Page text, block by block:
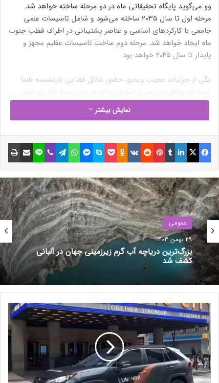
وو می‌گوید پایگاه تحقیقاتی ماه در دو مرحله ساخته خواهد شد.
مرحله اول تا سال ۲۰۳۵ ساخته می‌شود و شامل تاسیسات علمی
جامعی با کارکردهای اساسی و عناصر پشتیبانی در اطراف قطب جنوب
ماه ایجاد خواهد شد. مرحله دوم ساخت تاسیسات عظیم مجهز و
پایدار تا سال ۲۰۴۵ خواهد بود.
یکی از جزئیات عجیب ویدیو، حضور شاتل فضایی بازنشسته ناسا
است که به‌نظر می‌رسد از سکوی پرتاب در پس‌زمینه بلند می‌شود.
این تصویرسازی درحالی صورت می‌گیرد که شاتل نه‌تنها توانایی سفر
همچنین از آنجا که ناسا تا حد زیادی از همکاری با نهادهای چینی
منع شده است، بعید است امکان استفاده از تاسیسات قمری چین را
داشته باشد. آژانس فضایی آمریکا درواقع روی برنامه آرتمیس خود
کار می‌کند و قصد دارد با استفاده از موشک استارشیپ اسپیس
ایکس به سطح ماه سفر کند و و پایگاه اختصاصی خود را به همراه
همکاران بین‌المللی‌اش در ماه بسازد.
نوشته های مشابه
گلکسی S25 با سرعت شارژ
ناامیدکننده عرضه می‌شود
9 آذر 1403
معرفی ویتامین E ؛ هرآنچه باید در
مورد خواص و فواید ویتامین ای
بدانید
30 اردیبهشت 1401
نمایش بیشتر
فیسبوک ایکس لینکداین تامبلر پینتریست Reddit
VKontakte
Odnoklassniki پاکت اسکایپ مسنجر واتس آپ تلگرام وایبر لاین اشتراک گذاری با ایمیل
عمومی
29 بهمن 1403
بزرگ‌ترین دریاچه آب گرم زیرزمینی جهان در آلبانی
کشف شد
ی
ک
ی
ا
ز
ش
ر
ک